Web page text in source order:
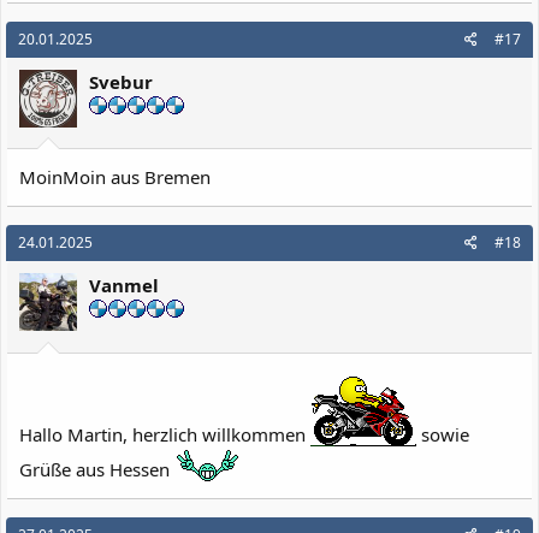
20.01.2025 #17
Svebur
MoinMoin aus Bremen
24.01.2025 #18
Vanmel
Hallo Martin, herzlich willkommen
sowie
Grüße aus Hessen